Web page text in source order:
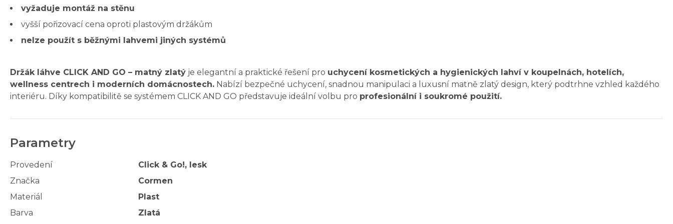
vyžaduje montáž na stěnu
vyšší pořizovací cena oproti plastovým držákům
nelze použít s běžnými lahvemi jiných systémů
Držák láhve CLICK AND GO – matný zlatý je elegantní a praktické řešení pro uchycení kosmetických a hygienických lahví v koupelnách, hotelích,
wellness centrech i moderních domácnostech. Nabízí bezpečné uchycení, snadnou manipulaci a luxusní matně zlatý design, který podtrhne vzhled každého
interiéru. Díky kompatibilitě se systémem CLICK AND GO představuje ideální volbu pro profesionální i soukromé použití.
Parametry
Provedení
Click & Go!, lesk
Značka
Cormen
Materiál
Plast
Barva
Zlatá